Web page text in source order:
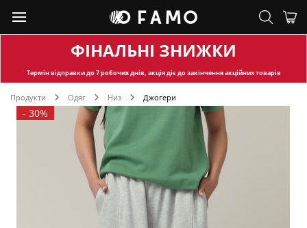
ФІНАЛЬНІ ЗНИЖКИ
Термін відправкидо 7 робочих днів, акція діє до закінчення акційних товарів
Продукти Одяг Низ Джогери
- 30%